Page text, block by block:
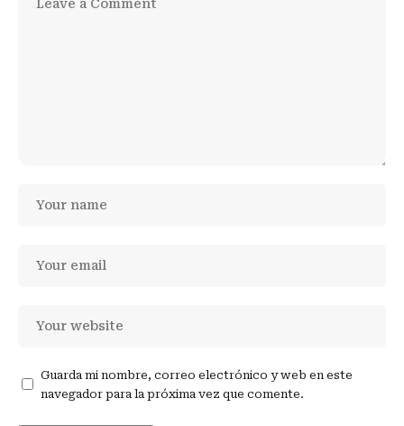
Guarda mi nombre, correo electrónico y web en este
navegador para la próxima vez que comente.